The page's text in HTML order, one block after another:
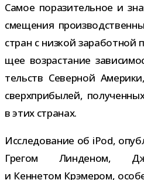
Самое пора­зи­тель­ное и
сме­ще­ния
стран с низ­кой
щее воз­рас­та­ние
тельств Северной
сверх­при­бы­лей,
в этих странах.
Исследование об iPod,
Грегом Линденом,
и Кеннетом Крэмером,